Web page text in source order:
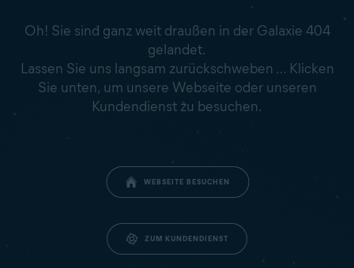
Oh! Sie sind ganz weit draußen in der Galaxie 404
gelandet.
Lassen Sie uns langsam zurückschweben … Klicken
Sie unten, um unsere Webseite oder unseren
Kundendienst zu besuchen.
WEBSEITE BESUCHEN
ZUM KUNDENDIENST